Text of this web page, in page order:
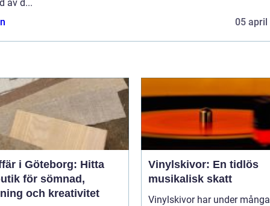
av d...
05 april
i Göteborg: Hitta
för sömnad,
och kreativitet
Vinylskivor: En tidlös
musikalisk skatt
Vinylskivor har under